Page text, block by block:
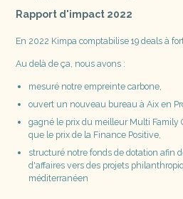
Rapport d'impact 2022
En 2022 Kimpa comptabilise 19 deals à
Au delà de ça, nous avons :
mesuré notre empreinte carbone,
ouvert un nouveau bureau à Aix en
gagné le prix du meilleur Multi Family
que le prix de la Finance Positive,
structuré notre fonds de dotation afin
d'affaires vers des projets
méditerranéen